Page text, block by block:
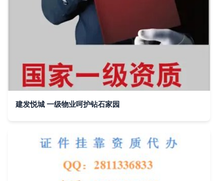
建发悦城 一级物业呵护钻石家园